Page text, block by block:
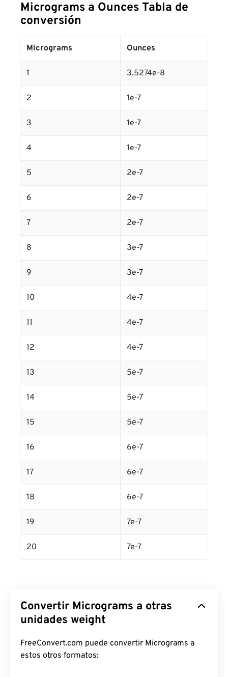
Micrograms a Ounces Tabla de
conversión
Micrograms Ounces
1 3.5274e-8
2 1e-7
3 1e-7
4 1e-7
5 2e-7
6 2e-7
7 2e-7
8 3e-7
9 3e-7
10 4e-7
11 4e-7
12 4e-7
13 5e-7
14 5e-7
15 5e-7
16 6e-7
17 6e-7
18 6e-7
19 7e-7
20 7e-7
Convertir Micrograms a otras
unidades weight
FreeConvert.com puede convertir Micrograms a
estos otros formatos: